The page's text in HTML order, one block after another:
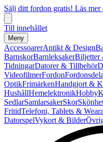
Sälj ditt fordon gratis! Läs mer
Till innehållet
Meny
AccessoarerAntikt & Design
BarnskorBarnleksakerBiljetter
TidningarDatorer & Tillbehör
VideofilmerFordon
OptikFrimärkenHandgjort &
HushållHemelektronikHobby
SedlarSamlarsakerSkor
FritidTelefoni, Tablets &
DatorspelVykort & Bilder